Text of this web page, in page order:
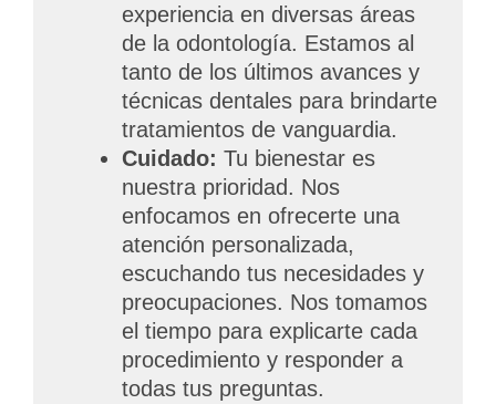
experiencia en diversas áreas
de la odontología. Estamos al
tanto de los últimos avances y
técnicas dentales para brindarte
tratamientos de vanguardia.
Cuidado: Tu bienestar es
nuestra prioridad. Nos
enfocamos en ofrecerte una
atención personalizada,
escuchando tus necesidades y
preocupaciones. Nos tomamos
el tiempo para explicarte cada
procedimiento y responder a
todas tus preguntas.